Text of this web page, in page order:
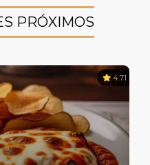
PRÓXIMOS
4.71